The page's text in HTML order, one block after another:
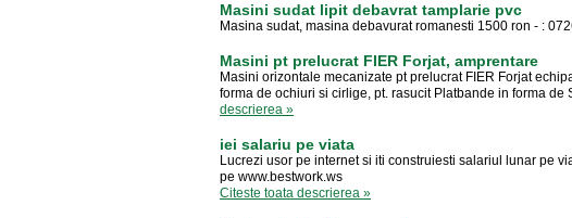
Masini sudat lipit debavrat tamplarie pvc
Masina sudat, masina debavurat romanesti 1500 ron - :
Masini pt prelucrat FIER Forjat, amprentare
Masini orizontale mecanizate pt prelucrat FIER Forjat
forma de ochiuri si cirlige, pt. rasucit Platbande in forma de
descrierea »
iei salariu pe viata
Lucrezi usor pe internet si iti construiesti salariul lunar pe
pe www.bestwork.ws
Citeste toata descrierea »